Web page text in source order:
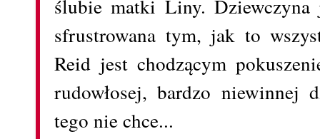
ślubie matki Liny.
sfrustrowana tym, jak to
Reid jest chodzącym
rudowłosej, bardzo niewinnej
tego nie chce...